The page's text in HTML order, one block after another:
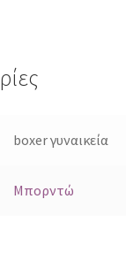
boxer γυναικεία
Μπορντώ